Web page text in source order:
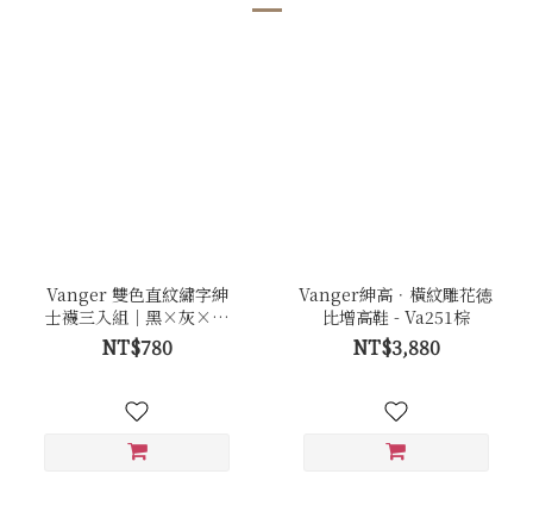
Vanger 雙色直紋繡字紳
士襪三入組｜黑×灰×丈
青
NT$780
Vanger紳高．橫紋雕花徳
比增高鞋 - Va251棕
NT$3,880